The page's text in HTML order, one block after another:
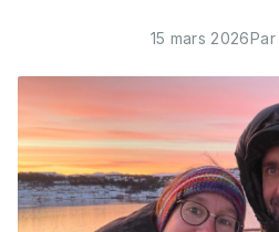
15 mars 2026Par